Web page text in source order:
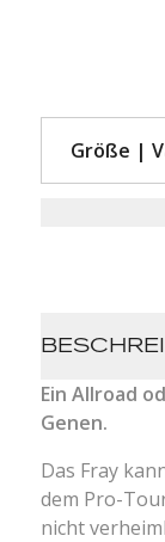
Ein Allroad
Genen.
Das Fray
dem Pro-
nicht